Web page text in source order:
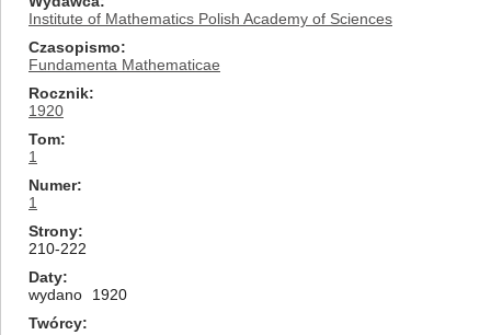
Institute of Mathematics Polish Academy of Sciences
Czasopismo
Fundamenta Mathematicae
Rocznik
1920
Tom
1
Numer
1
Strony
210-222
Daty
wydano
1920
Twórcy